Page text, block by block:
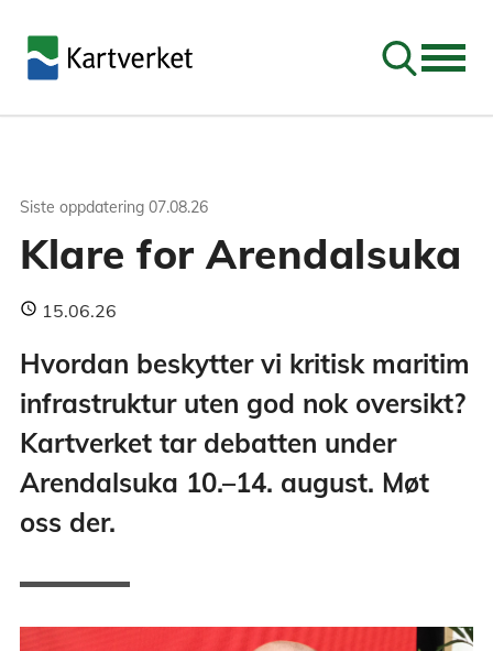
Søk
Siste oppdatering 07.08.26
Klare for Arendalsuka
15.06.26
Hvordan beskytter vi kritisk maritim
infrastruktur uten god nok oversikt?
Kartverket tar debatten under
Arendalsuka 10.–14. august. Møt
oss der.